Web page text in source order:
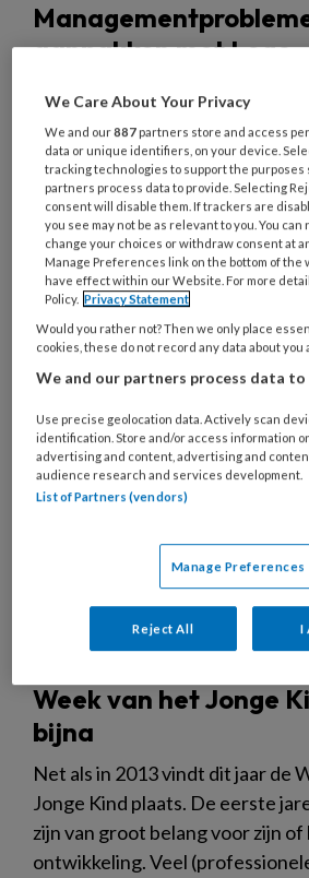
aanpakken met Lego
Complexe
door met Lego te spelen? Ja, dat
Onderzoeker en strateeg
hoe.
31 MAART 2014 NIEUWS
BEDRIJFSVOERING
Week van het Jonge
bijna
Net als in 2013 vindt dit jaar de
Jonge Kind plaats. De eerste
zijn van groot belang voor zijn
ontwikkeling. Veel
We Care About Your Privacy
We and our887 partners store and access
data or unique identifiers, on your device.
tracking technologies to support the
partners process data to provide. Selecting
consent will disable them. If trackers are
you see may not be as relevant to you. You
change your choices or withdraw consent at
Manage Preferences link on the bottom of the
have effect within our Website. For more
Policy. Privacy Statement
Would you rather not? Then we only place
cookies, these do not record any data about you
We and our partners process data to
Use precise geolocation data. Actively scan
identification. Store and/or access information
advertising and content, advertising and
audience research and services development.
List of Partners (vendors)
Manage Preferences
Reject All I